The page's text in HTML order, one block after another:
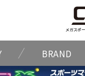
メガスポ
BRAND